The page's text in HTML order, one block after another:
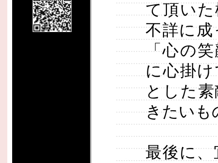
て頂い
不詳に
「心の
に心掛
とした
きたい
最後に